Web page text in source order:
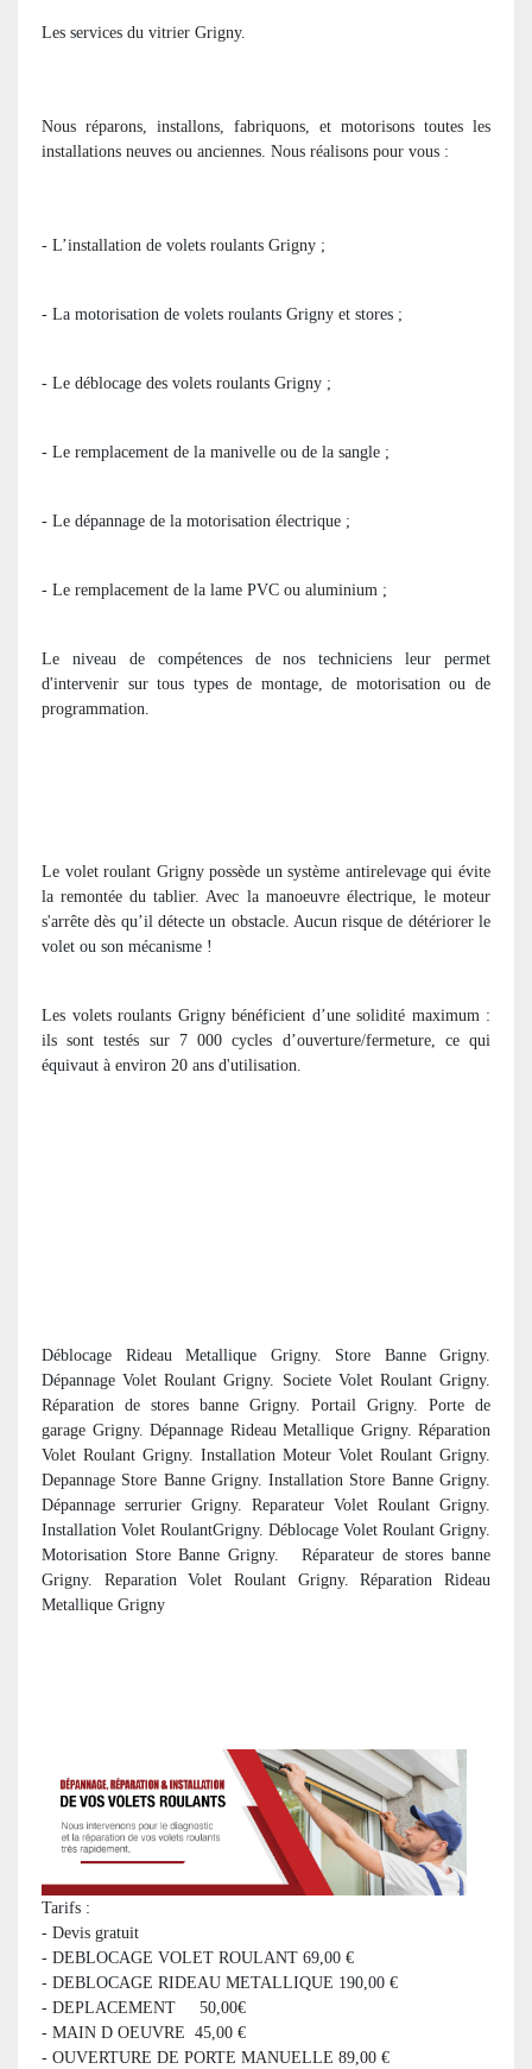
Les services du vitrier Grigny.
Nous réparons, installons, fabriquons, et motorisons toutes les
installations neuves ou anciennes. Nous réalisons pour vous :
- L’installation de volets roulants Grigny ;
- La motorisation de volets roulants Grigny et stores ;
- Le déblocage des volets roulants Grigny ;
- Le remplacement de la manivelle ou de la sangle ;
- Le dépannage de la motorisation électrique ;
- Le remplacement de la lame PVC ou aluminium ;
Le niveau de compétences de nos techniciens leur permet
d'intervenir sur tous types de montage, de motorisation ou de
programmation.
Le volet roulant Grigny possède un système antirelevage qui évite
la remontée du tablier. Avec la manoeuvre électrique, le moteur
s'arrête dès qu’il détecte un obstacle. Aucun risque de détériorer le
volet ou son mécanisme !
Les volets roulants Grigny bénéficient d’une solidité maximum :
ils sont testés sur 7 000 cycles d’ouverture/fermeture, ce qui
équivaut à environ 20 ans d'utilisation.
Déblocage Rideau Metallique Grigny. Store Banne Grigny.
Dépannage Volet Roulant Grigny. Societe Volet Roulant Grigny.
Réparation de stores banne Grigny. Portail Grigny. Porte de
garage Grigny. Dépannage Rideau Metallique Grigny. Réparation
Volet Roulant Grigny. Installation Moteur Volet Roulant Grigny.
Depannage Store Banne Grigny. Installation Store Banne Grigny.
Dépannage serrurier Grigny. Reparateur Volet Roulant Grigny.
Installation Volet RoulantGrigny. Déblocage Volet Roulant Grigny.
Motorisation Store Banne Grigny.Réparateur de stores banne
Grigny. Reparation Volet Roulant Grigny. Réparation Rideau
Metallique Grigny
Tarifs :
- Devis gratuit
- DEBLOCAGE VOLET ROULANT 69,00 €
- DEBLOCAGE RIDEAU METALLIQUE 190,00 €
- DEPLACEMENT 50,00€
- MAIN D OEUVRE 45,00 €
- OUVERTURE DE PORTE MANUELLE 89,00 €